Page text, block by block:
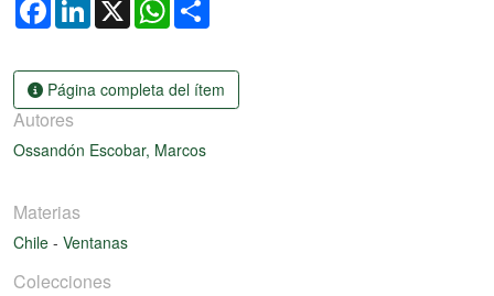
Página completa del ítem
Autores
Ossandón Escobar, Marcos
Materias
Chile - Ventanas
Colecciones